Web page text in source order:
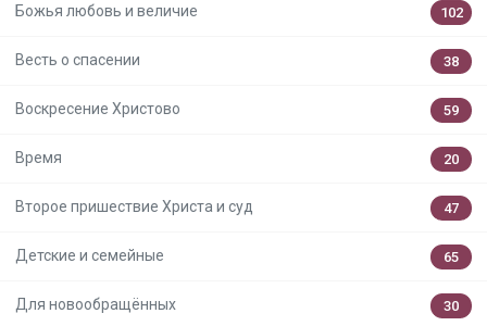
Божья любовь и величие 102
Весть о спасении 38
Воскресение Христово 59
Время 20
Второе пришествие Христа и суд 47
Детские и семейные 65
Для новообращённых 30